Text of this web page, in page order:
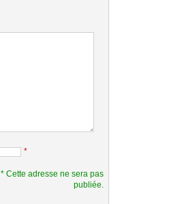
*
* Cette adresse ne sera pas
publiée.